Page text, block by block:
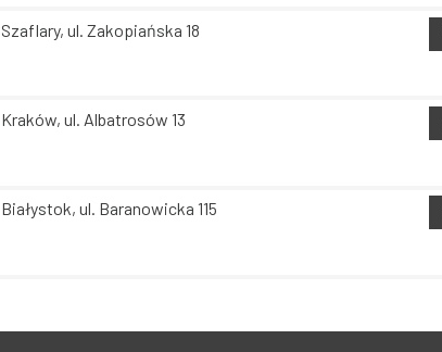
Szaflary, ul. Zakopiańska 18
Kraków, ul. Albatrosów 13
Białystok, ul. Baranowicka 115